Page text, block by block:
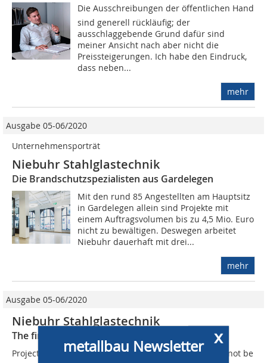
x
metallbau Newsletter
Die Ausschreibungen der öffentlichen Hand
sind generell rückläufig; der
ausschlaggebende Grund dafür sind
meiner Ansicht nach aber nicht die
Preissteigerungen. Ich habe den Eindruck,
dass neben...
mehr
Ausgabe 05-06/2020
Unternehmensporträt
Niebuhr Stahlglastechnik
Die Brandschutzspezialisten aus Gardelegen
Mit den rund 85 Angestellten am Hauptsitz
in Gardelegen allein sind Projekte mit
einem Auftragsvolumen bis zu 4,5 Mio. Euro
nicht zu bewältigen. Deswegen arbeitet
Niebuhr dauerhaft mit drei...
mehr
Ausgabe 05-06/2020
Niebuhr Stahlglastechnik
The fire protection specialists from Gardelegen
Projects with an order volume of up to  4,5 million cannot be